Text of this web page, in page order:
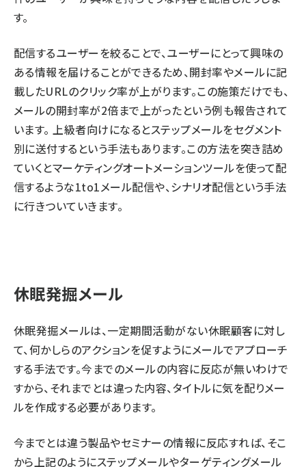
す。
配信するユーザーを絞ることで、ユーザーにとって興味の
ある情報を届けることができるため、開封率やメールに記
載したURLのクリック率が上がります。この施策だけでも、
メールの開封率が2倍まで上がったという例も報告されて
います。 上級者向けになるとステップメールをセグメント
別に送付するという手法もあります。この方法を突き詰め
ていくとマーケティングオートメーションツールを使って配
信するような1to1メール配信や、シナリオ配信という手法
に行きついていきます。
休眠発掘メール
休眠発掘メールは、一定期間活動がない休眠顧客に対し
て、何かしらのアクションを促すようにメールでアプローチ
する手法です。今までのメールの内容に反応が無いわけで
すから、それまでとは違った内容、タイトルに気を配りメー
ルを作成する必要があります。
今までとは違う製品やセミナーの情報に反応すれば、そこ
から上記のようにステップメールやターゲティングメール